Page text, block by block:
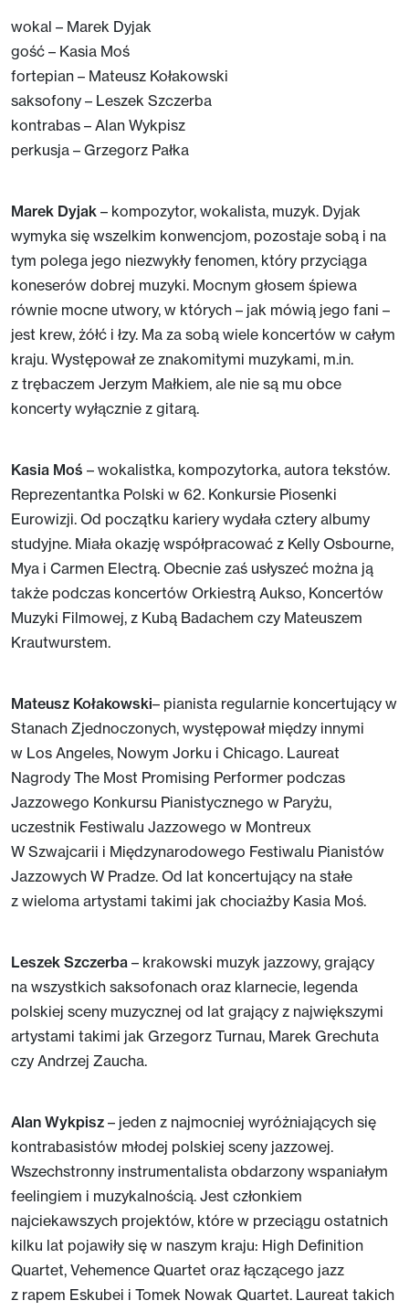
wokal – Marek Dyjak
gość – Kasia Moś
fortepian – Mateusz Kołakowski
saksofony – Leszek Szczerba
kontrabas – Alan Wykpisz
perkusja – Grzegorz Pałka
Marek Dyjak – kompozytor, wokalista, muzyk. Dyjak
wymyka się wszelkim konwencjom, pozostaje sobą i na
tym polega jego niezwykły fenomen, który przyciąga
koneserów dobrej muzyki. Mocnym głosem śpiewa
równie mocne utwory, w których – jak mówią jego fani –
jest krew, żółć i łzy. Ma za sobą wiele koncertów w całym
kraju. Występował ze znakomitymi muzykami, m.in.
z trębaczem Jerzym Małkiem, ale nie są mu obce
koncerty wyłącznie z gitarą.
Kasia Moś – wokalistka, kompozytorka, autora tekstów.
Reprezentantka Polski w 62. Konkursie Piosenki
Eurowizji. Od początku kariery wydała cztery albumy
studyjne. Miała okazję współpracować z Kelly Osbourne,
Mya i Carmen Electrą. Obecnie zaś usłyszeć można ją
także podczas koncertów Orkiestrą Aukso, Koncertów
Muzyki Filmowej, z Kubą Badachem czy Mateuszem
Krautwurstem.
Mateusz Kołakowski– pianista regularnie koncertujący w
Stanach Zjednoczonych, występował między innymi
w Los Angeles, Nowym Jorku i Chicago. Laureat
Nagrody The Most Promising Performer podczas
Jazzowego Konkursu Pianistycznego w Paryżu,
uczestnik Festiwalu Jazzowego w Montreux
W Szwajcarii i Międzynarodowego Festiwalu Pianistów
Jazzowych W Pradze. Od lat koncertujący na stałe
z wieloma artystami takimi jak chociażby Kasia Moś.
Leszek Szczerba – krakowski muzyk jazzowy, grający
na wszystkich saksofonach oraz klarnecie, legenda
polskiej sceny muzycznej od lat grający z największymi
artystami takimi jak Grzegorz Turnau, Marek Grechuta
czy Andrzej Zaucha.
Alan Wykpisz – jeden z najmocniej wyróżniających się
kontrabasistów młodej polskiej sceny jazzowej.
Wszechstronny instrumentalista obdarzony wspaniałym
feelingiem i muzykalnością. Jest członkiem
najciekawszych projektów, które w przeciągu ostatnich
kilku lat pojawiły się w naszym kraju: High Definition
Quartet, Vehemence Quartet oraz łączącego jazz
z rapem Eskubei i Tomek Nowak Quartet. Laureat takich